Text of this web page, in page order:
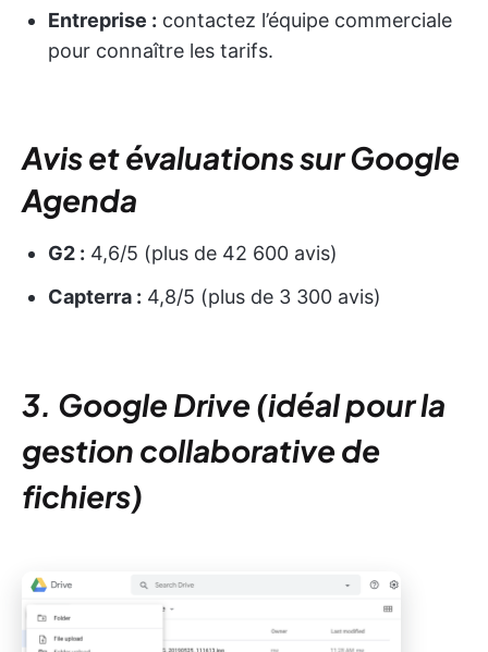
Entreprise : contactez l’équipe commerciale
pour connaître les tarifs.
Avis et évaluations sur Google
Agenda
G2 : 4,6/5 (plus de 42 600 avis)
Capterra : 4,8/5 (plus de 3 300 avis)
3. Google Drive (idéal pour la
gestion collaborative de
fichiers)